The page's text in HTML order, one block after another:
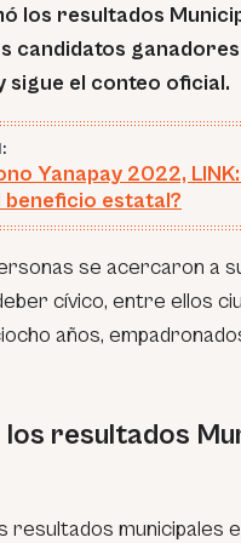
los resultados
candidatos
sigue el conteo oficial.
Yanapay 2022,
estatal?
se acercaron a
cívico, entre ellos
años,
los resultados
resultados municipales